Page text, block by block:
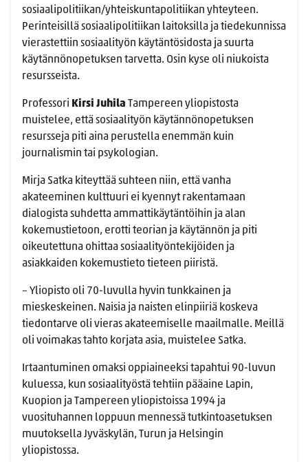
sosiaalipolitiikan/yhteiskuntapolitiikan yhteyteen.
Perinteisillä sosiaalipolitiikan laitoksilla ja tiedekunnissa
vierastettiin sosiaalityön käytäntösidosta ja suurta
käytännönopetuksen tarvetta. Osin kyse oli niukoista
resursseista.
Professori Kirsi Juhila Tampereen yliopistosta
muistelee, että sosiaalityön käytännönopetuksen
resursseja piti aina perustella enemmän kuin
journalismin tai psykologian.
Mirja Satka kiteyttää suhteen niin, että vanha
akateeminen kulttuuri ei kyennyt rakentamaan
dialogista suhdetta ammattikäytäntöihin ja alan
kokemustietoon, erotti teorian ja käytännön ja piti
oikeutettuna ohittaa sosiaalityöntekijöiden ja
asiakkaiden kokemustieto tieteen piiristä.
– Yliopisto oli 70-luvulla hyvin tunkkainen ja
mieskeskeinen. Naisia ja naisten elinpiiriä koskeva
tiedontarve oli vieras akateemiselle maailmalle. Meillä
oli voimakas tahto korjata asia, muistelee Satka.
Irtaantuminen omaksi oppiaineeksi tapahtui 90-luvun
kuluessa, kun sosiaalityöstä tehtiin pääaine Lapin,
Kuopion ja Tampereen yliopistoissa 1994 ja
vuosituhannen loppuun mennessä tutkintoasetuksen
muutoksella Jyväskylän, Turun ja Helsingin
yliopistossa.